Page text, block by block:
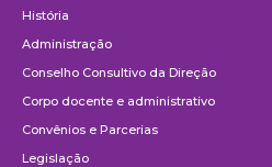
História
Administração
Conselho Consultivo da Direção
Corpo docente e administrativo
Convênios e Parcerias
Legislação